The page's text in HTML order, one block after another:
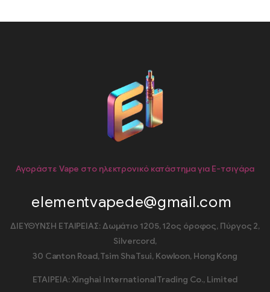
Αγοράστε Vape στο ηλεκτρονικό κατάστημα για E-τσιγάρα
elementvapede@gmail.com
ΔΙΕΥΘΥΝΣΗ ΕΤΑΙΡΕΙΑΣ: Δωμάτιο 1205, 12ος όροφος, Πύργος 2,
Silvercord,
30 Canton Road, Tsim Sha Tsui, Kowloon, Hong Kong
ΕΤΑΙΡΕΙΑ: Xinghai International Trading Co., Limited